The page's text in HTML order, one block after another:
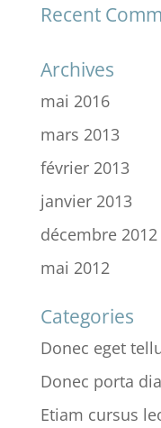
Recent
Archives
mai 2016
mars 2013
février 2013
janvier 2013
décembre 2012
mai 2012
Categories
Donec eget
Donec porta
Etiam cursus